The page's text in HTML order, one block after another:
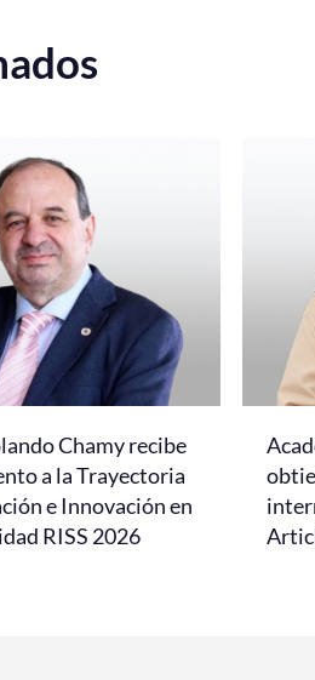
Chamy recibe
a la Trayectoria
e Innovación en
RISS 2026